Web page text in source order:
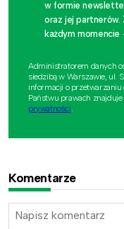
w formie
oraz jej partnerów.
każdym momencie
Administratorem danych
siedzibą w Warszawie, ul.
informacji o przetwarzaniu
Państwu prawach
prywatności.
Komentarze